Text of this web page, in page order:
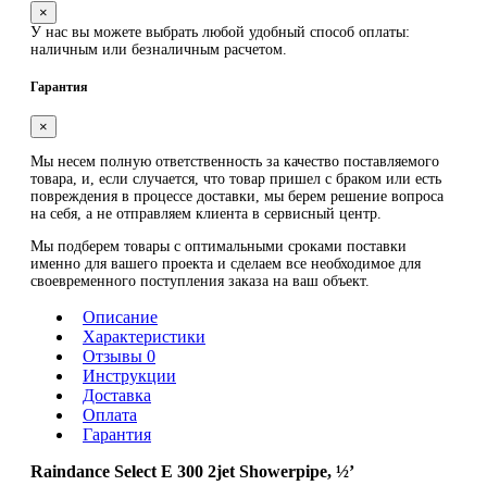
×
У нас вы можете выбрать любой удобный способ оплаты:
наличным или безналичным расчетом.
Гарантия
×
Мы несем полную ответственность за качество поставляемого
товара, и, если случается, что товар пришел с браком или есть
повреждения в процессе доставки, мы берем решение вопроса
на себя, а не отправляем клиента в сервисный центр.
Мы подберем товары с оптимальными сроками поставки
именно для вашего проекта и сделаем все необходимое для
своевременного поступления заказа на ваш объект.
Описание
Характеристики
Отзывы 0
Инструкции
Доставка
Оплата
Гарантия
Raindance Select E 300 2jet Showerpipe, ½’